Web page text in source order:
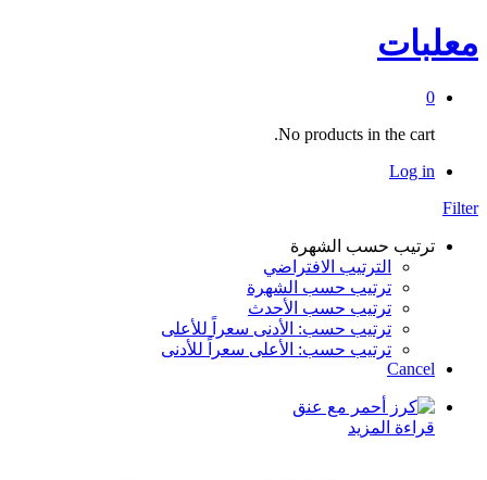
معلبات
0
No products in the cart.
Log in
Filter
ترتيب حسب الشهرة
الترتيب الافتراضي
ترتيب حسب الشهرة
ترتيب حسب الأحدث
ترتيب حسب: الأدنى سعراً للأعلى
ترتيب حسب: الأعلى سعراً للأدنى
Cancel
قراءة المزيد